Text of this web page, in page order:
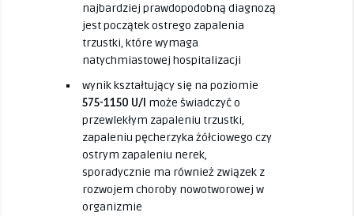
najbardziej prawdopodobną diagnozą
jest początek ostrego zapalenia
trzustki, które wymaga
natychmiastowej hospitalizacji
wynik kształtujący się na poziomie
575-1150 U/I może świadczyć o
przewlekłym zapaleniu trzustki,
zapaleniu pęcherzyka żółciowego czy
ostrym zapaleniu nerek,
sporadycznie ma również związek z
rozwojem choroby nowotworowej w
organizmie